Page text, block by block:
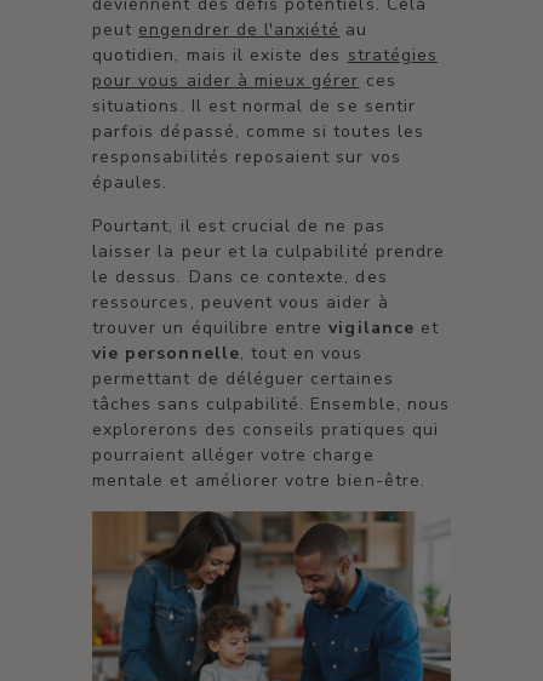
peut engendrer de l'anxiété au
quotidien, mais il existe des stratégies
pour vous aider à mieux gérer ces
situations. Il est normal de se sentir
parfois dépassé, comme si toutes les
responsabilités reposaient sur vos
épaules.
Pourtant, il est crucial de ne pas
laisser la peur et la culpabilité prendre
le dessus. Dans ce contexte, des
ressources, peuvent vous aider à
trouver un équilibre entrevigilance et
vie personnelle, tout en vous
permettant de déléguer certaines
tâches sans culpabilité. Ensemble, nous
explorerons des conseils pratiques qui
pourraient alléger votre charge
mentale et améliorer votre bien-être.